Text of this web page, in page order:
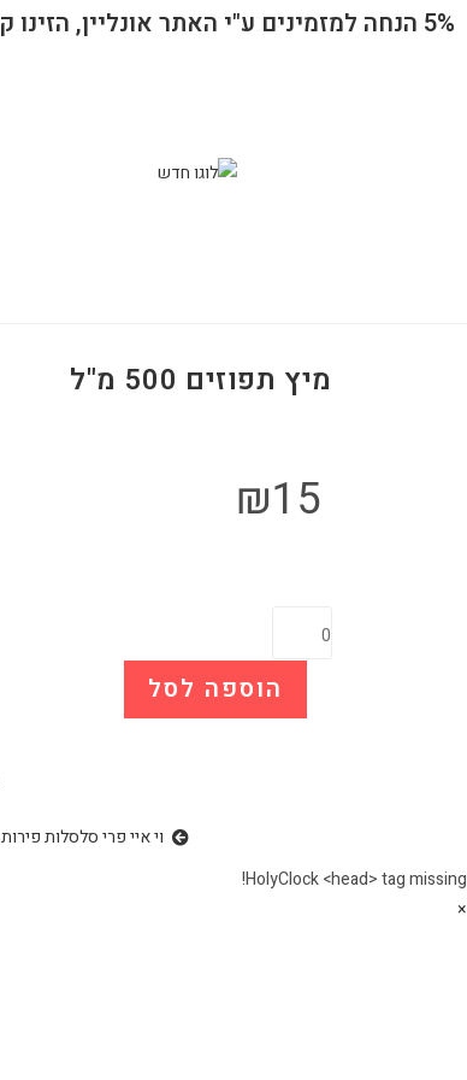
5% הנחה למזמינים ע"י האתר אונליין, הזינו קוד קופון 1100 ברכישה
מיץ תפוזים 500 מ"ל
₪15
הוספה לסל
וי איי פרי סלסלות פירות
HolyClock <head> tag missing!
×